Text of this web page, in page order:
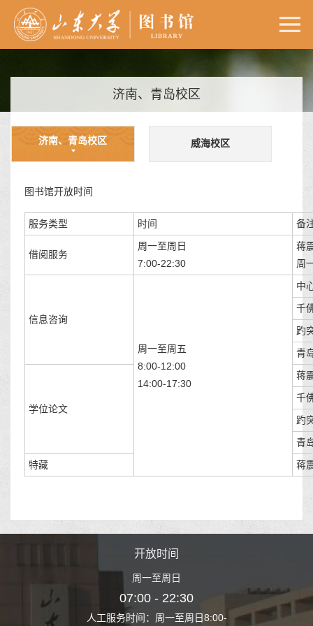
济南、青岛校区
济南、青岛校区 威海校区
图书馆开放时间
服务类型 时间 备
借阅服务
周一至周日
7:00-22:30
蒋
周
信息咨询
周一至周五
8:00-12:00
14:00-17:30
中
千
趵
青
学位论文
蒋
千
趵
青
特藏
蒋
至周日8:00-
开放时间
周一至周日
07:00 - 22:30
人工服务时间：周一至周日8:00- 人工服务时间